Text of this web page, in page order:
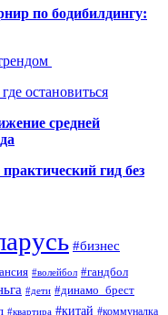
по бодибилдингу:
остановиться
средней
гид без
#бизнес
#волейбол #гандбол
#дети #динамо_брест
#квартира #китай #коммуналка